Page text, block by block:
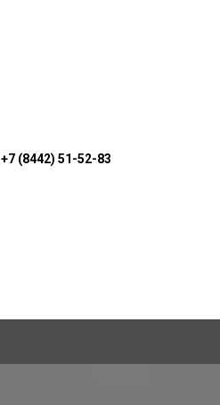
+7 (8442) 51-52-83